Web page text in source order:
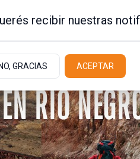
Policiales /
recibir nuestras
NO, GRACIAS ACEPTAR